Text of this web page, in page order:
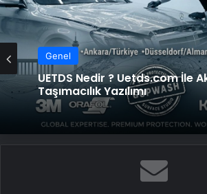
Genel
UETDS Nedir ? Uetds.com İle
Taşımacılık Yazılımı